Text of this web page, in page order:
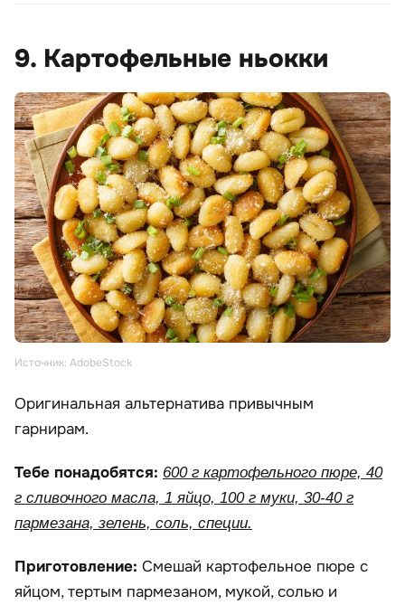
9. Картофельные ньокки
Источник: AdobeStock
Оригинальная альтернатива привычным
гарнирам.
Тебе понадобятся: 600 г картофельного пюре, 40
г сливочного масла, 1 яйцо, 100 г муки, 30-40 г
пармезана, зелень, соль, специи.
Приготовление: Смешай картофельное пюре с
яйцом, тертым пармезаном, мукой, солью и